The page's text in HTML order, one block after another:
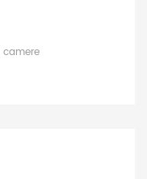
camere